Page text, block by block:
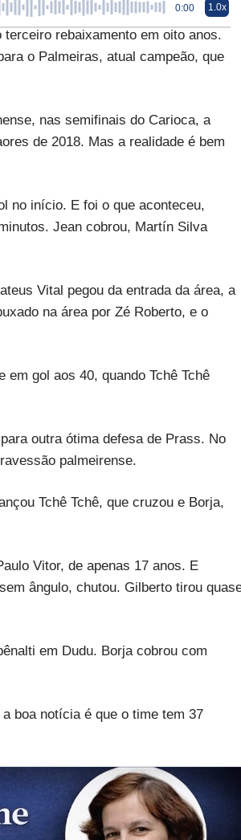
0:00 1.0x
rebaixamento em oito anos.
o Palmeiras, atual campeão, que
nas semifinais do Carioca, a
de 2018. Mas a realidade é bem
no início. E foi o que aconteceu,
Jean cobrou, Martín Silva
Vital pegou da entrada da área, a
na área por Zé Roberto, e o
gol aos 40, quando Tchê Tchê
outra ótima defesa de Prass. No
palmeirense.
Tchê Tchê, que cruzou e Borja,
Vitor, de apenas 17 anos. E
ângulo, chutou. Gilberto tirou
em Dudu. Borja cobrou com
boa notícia é que o time tem 37